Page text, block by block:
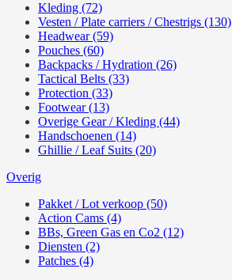
Kleding (72)
Vesten / Plate carriers / Chestrigs (130)
Headwear (59)
Pouches (60)
Backpacks / Hydration (26)
Tactical Belts (33)
Protection (33)
Footwear (13)
Overige Gear / Kleding (44)
Handschoenen (14)
Ghillie / Leaf Suits (20)
Overig
Pakket / Lot verkoop (50)
Action Cams (4)
BBs, Green Gas en Co2 (12)
Diensten (2)
Patches (4)